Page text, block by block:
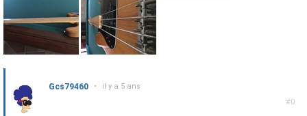
#0
Gcs79460 • il y a 5 ans